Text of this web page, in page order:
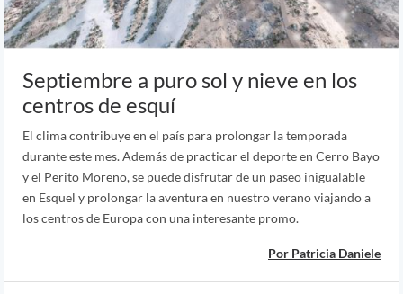
Septiembre a puro sol y nieve en los
centros de esquí
El clima contribuye en el país para prolongar la temporada
durante este mes. Además de practicar el deporte en Cerro Bayo
y el Perito Moreno, se puede disfrutar de un paseo inigualable
en Esquel y prolongar la aventura en nuestro verano viajando a
los centros de Europa con una interesante promo.
Por Patricia Daniele